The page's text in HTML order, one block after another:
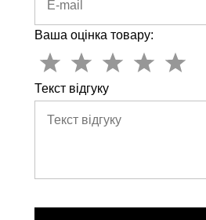
Ваша оцінка товару:
Текст відгуку